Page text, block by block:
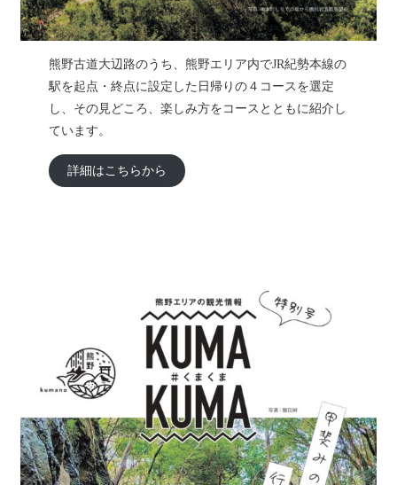
熊野古道大辺路のうち、熊野エリア内でJR紀勢本線の
駅を起点・終点に設定した日帰りの４コースを選定
し、その見どころ、楽しみ方をコースとともに紹介し
ています。
詳細はこちらから